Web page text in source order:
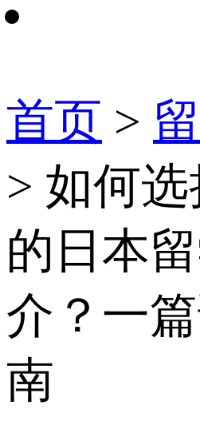
首页 >
> 如何
的日本
介？一
南